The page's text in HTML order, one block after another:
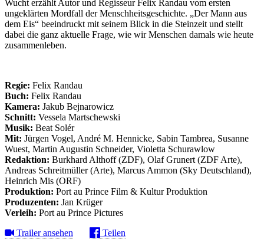
Wucht erzählt Autor und Regisseur Felix Randau vom ersten
ungeklärten Mordfall der Menschheitsgeschichte. „Der Mann aus
dem Eis“ beeindruckt mit seinem Blick in die Steinzeit und stellt
dabei die ganz aktuelle Frage, wie wir Menschen damals wie heute
zusammenleben.
Regie: Felix Randau
Buch: Felix Randau
Kamera: Jakub Bejnarowicz
Schnitt: Vessela Martschewski
Musik: Beat Solér
Mit: Jürgen Vogel, André M. Hennicke, Sabin Tambrea, Susanne
Wuest, Martin Augustin Schneider, Violetta Schurawlow
Redaktion: Burkhard Althoff (ZDF), Olaf Grunert (ZDF Arte),
Andreas Schreitmüller (Arte), Marcus Ammon (Sky Deutschland),
Heinrich Mis (ORF)
Produktion: Port au Prince Film & Kultur Produktion
Produzenten: Jan Krüger
Verleih: Port au Prince Pictures
Trailer ansehen
Teilen